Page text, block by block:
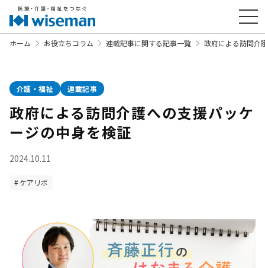
ホーム お役立ちコラム 連載記事に関する記事一覧 政府による訪問介
介護・福祉 連載記事
政府による訪問介護への支援パッケ
ージの中身を検証
2024.10.11
ケアリポ